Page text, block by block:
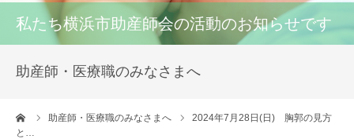
私たち横浜市助産師会の活動のお知らせです
助産師・医療職のみなさまへ
助産師・医療職のみなさまへ
2024年7月28日(日) 胸郭の見方
と…
養成講座